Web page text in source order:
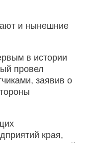
и нынешние
в истории
провел
заявив о
края,